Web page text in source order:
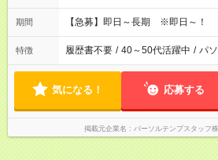
期間 【急募】即日～長期 ※即日～！
特徴 履歴書不要 / 40～50代活躍中 / パ
気になる！ 応募する
掲載元企業名 パーソルテンプスタッフ